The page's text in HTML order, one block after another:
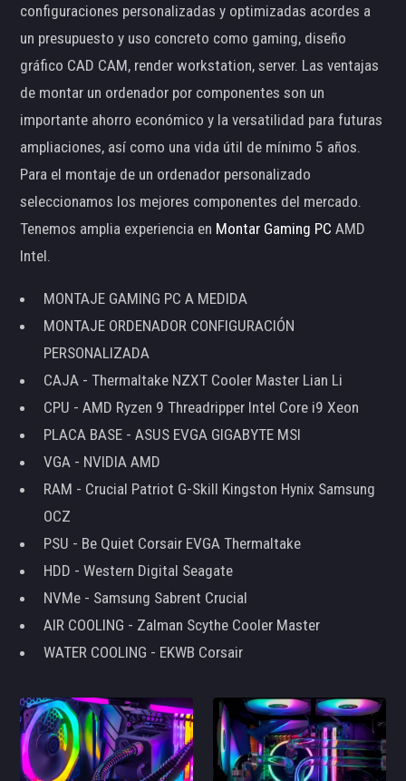
configuraciones personalizadas y optimizadas acordes a
un presupuesto y uso concreto como gaming, diseño
gráfico CAD CAM, render workstation, server. Las ventajas
de montar un ordenador por componentes son un
importante ahorro económico y la versatilidad para futuras
ampliaciones, así como una vida útil de mínimo 5 años.
Para el montaje de un ordenador personalizado
seleccionamos los mejores componentes del mercado.
Tenemos amplia experiencia en Montar Gaming PC AMD
Intel.
MONTAJE GAMING PC A MEDIDA
MONTAJE ORDENADOR CONFIGURACIÓN
PERSONALIZADA
CAJA - Thermaltake NZXT Cooler Master Lian Li
CPU - AMD Ryzen 9 Threadripper Intel Core i9 Xeon
PLACA BASE - ASUS EVGA GIGABYTE MSI
VGA - NVIDIA AMD
RAM - Crucial Patriot G-Skill Kingston Hynix Samsung
OCZ
PSU - Be Quiet Corsair EVGA Thermaltake
HDD - Western Digital Seagate
NVMe - Samsung Sabrent Crucial
AIR COOLING - Zalman Scythe Cooler Master
WATER COOLING - EKWB Corsair